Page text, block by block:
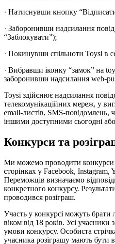
· Натиснувши кнопку
· Заборонивши надсилання
“Заблокувати”);
· Покинувши спільноти Toysi в
· Вибравши іконку “замок” на
заборонивши надсилання web-
Toysi здійснює надсилання
телекомунікаційних мереж, у
email-листів, SMS-повідомлень,
іншими доступними сьогодні
Конкурси та
Ми можемо проводити конкурси
сторінках у Facebook, Instagram,
Переможців визначаємо
конкретного конкурсу.
проводився розіграш.
Участь у конкурсі можуть
віком від 18 років. Усі учасники
умови конкурсу. Особиста
учасника розіграшу мають бути